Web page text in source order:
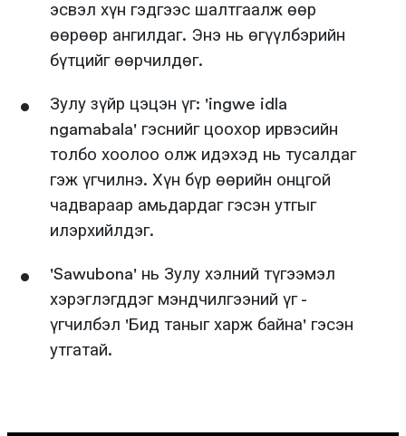
эсвэл хүн гэдгээс шалтгаалж өөр
өөрөөр ангилдаг. Энэ нь өгүүлбэрийн
бүтцийг өөрчилдөг.
Зулу зүйр цэцэн үг: 'ingwe idla
ngamabala' гэснийг цоохор ирвэсийн
толбо хоолоо олж идэхэд нь тусалдаг
гэж үгчилнэ. Хүн бүр өөрийн онцгой
чадвараар амьдардаг гэсэн утгыг
илэрхийлдэг.
'Sawubona' нь Зулу хэлний түгээмэл
хэрэглэгддэг мэндчилгээний үг -
үгчилбэл 'Бид таныг харж байна' гэсэн
утгатай.